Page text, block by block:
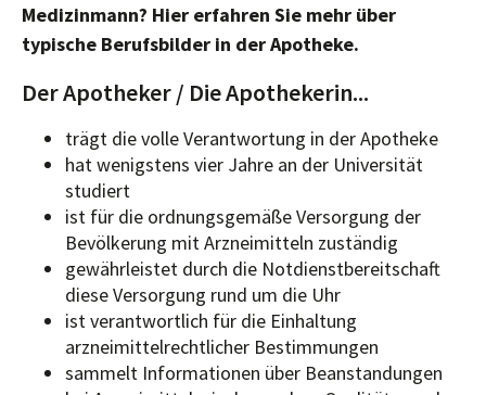
Medizinmann? Hier erfahren Sie mehr über
typische Berufsbilder in der Apotheke.
Der Apotheker / Die Apothekerin...
trägt die volle Verantwortung in der Apotheke
hat wenigstens vier Jahre an der Universität
studiert
ist für die ordnungsgemäße Versorgung der
Bevölkerung mit Arzneimitteln zuständig
gewährleistet durch die Notdienstbereitschaft
diese Versorgung rund um die Uhr
ist verantwortlich für die Einhaltung
arzneimittelrechtlicher Bestimmungen
sammelt Informationen über Beanstandungen